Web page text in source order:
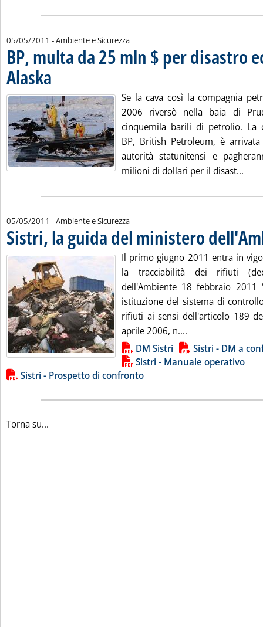
05/05/2011 - Ambiente e Sicurezza
BP, multa da 25 mln $ per disastro
Alaska . Pubblicata giovedì 05 maggio 2011 alle 15.31.
Se la cava così la compagnia
2006 riversò nella baia di
cinquemila barili di petrolio. La
BP, British Petroleum, è
autorità statunitensi e
milioni di dollari per il disast...
05/05/2011 - Ambiente e Sicurezza
Sistri, la guida del ministero
Il primo giugno 2011 entra in
la tracciabilità dei rifiuti
dell'Ambiente 18 febbraio 2011
istituzione del sistema di
rifiuti ai sensi dell'articolo 189
aprile 2006, n....
Lista allegati PDF alla notizia
DM Sistri
Sistri - DM a
Sistri - Manuale operativo
Sistri - Prospetto di confronto
Torna su...